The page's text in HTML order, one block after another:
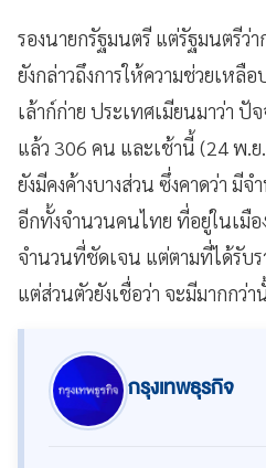
รองนายกรัฐมนตรี แต่รัฐมนตรีว่า
ยังกล่าวถึงการให้ความช่วยเหลื
เล้าก์ก่าย ประเทศเมียนมาว่า
แล้ว 306 คน และเช้านี้ (24 พ.
ยังมีคงค้างบางส่วน ซึ่งคาดว่า มี
อีกทั้งจำนวนคนไทย ที่อยู่ในเมือ
จำนวนที่ชัดเจน แต่ตามที่ได้รับ
แต่ส่วนตัวยังเชื่อว่า จะมีมากกว่า
กรุงเทพธุรกิจ